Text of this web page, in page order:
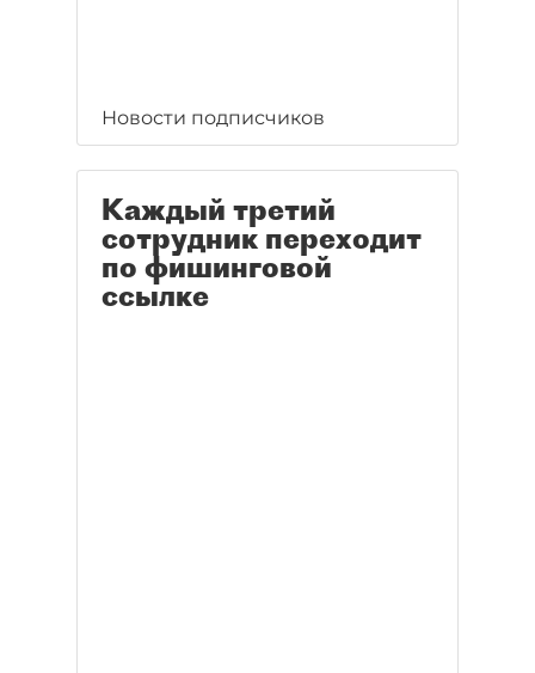
Новости подписчиков
Каждый третий
сотрудник переходит
по фишинговой
ссылке